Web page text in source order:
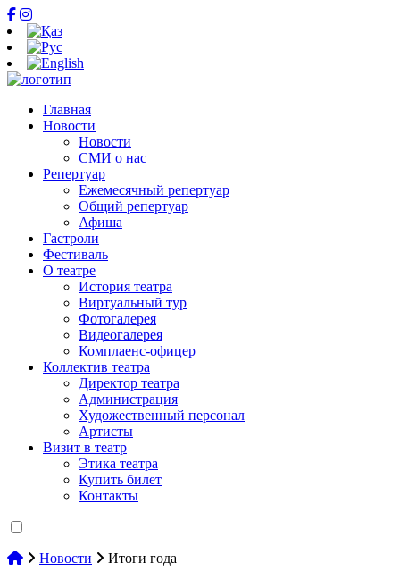
Главная
Новости
Новости
СМИ о нас
Репертуар
Ежемесячный репертуар
Общий репертуар
Афиша
Гастроли
Фестиваль
О театре
История театра
Виртуальный тур
Фотогалерея
Видеогалерея
Комплаенс-офицер
Коллектив театра
Директор театра
Администрация
Художественный персонал
Артисты
Визит в театр
Этика театра
Купить билет
Контакты
Новости
Итоги года